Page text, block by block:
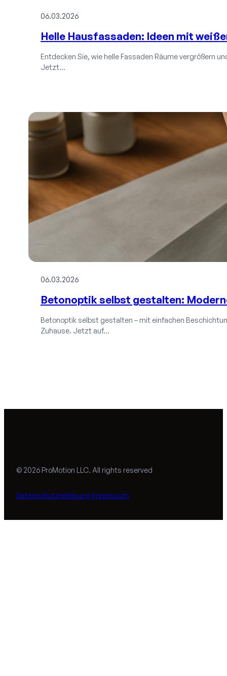
06.03.2026
Helle Hausfassaden: Ideen mit
Entdecken Sie, wie helle Fassaden Räume vergrößern
Jetzt…
06.03.2026
Betonoptik selbst gestalten:
Betonoptik selbst gestalten – mit einfachen
Zuhause. Jetzt auf…
© 2026 ProMotion LLC. All rights reserved
Datenschutzerklärung Impressum